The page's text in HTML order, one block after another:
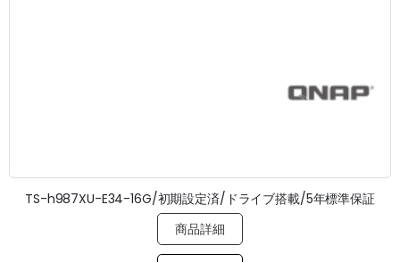
TS-h987XU-E34-16G/初期設定済/ドライブ搭載/5年標準保証
商品詳細